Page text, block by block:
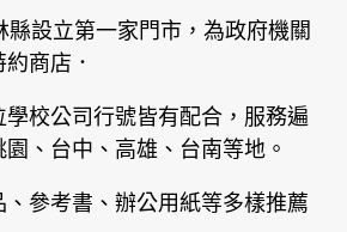
縣設立第一家門市，為政府機關
商店．
校公司行號皆有配合，服務遍
、台中、高雄、台南等地。
參考書、辦公用紙等多樣推薦